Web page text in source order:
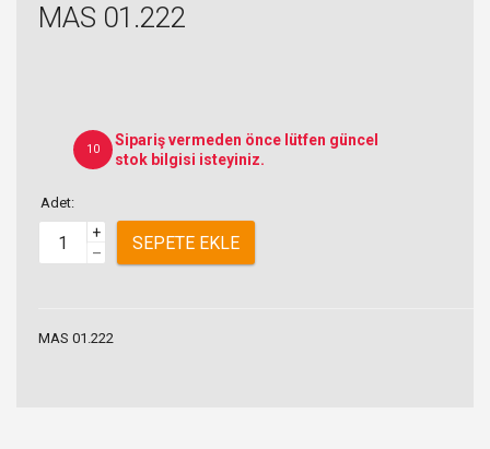
MAS 01.222
10
Sipariş vermeden önce lütfen güncel
stok bilgisi isteyiniz.
Adet:
+
–
SEPETE EKLE
MAS 01.222